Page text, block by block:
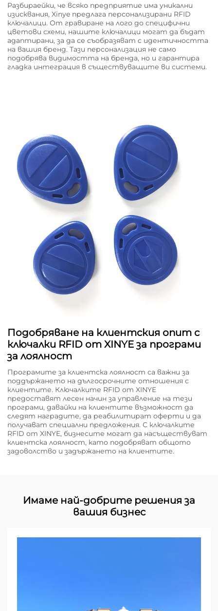
Разбираейки, че всяко предприятие има уникални
изисквания, Xinye предлага персонализирани RFID
ключалици. От гравиране на лого до специфични
цветови схеми, нашите ключалици могат да бъдат
адаптирани, за да се съобразяват с идентичността
на вашия бренд. Тази персонализация не само
подобрява видимостта на бренда, но и гарантира
гладка интеграция в съществуващите ви системи.
Подобряване на клиентския опит с
ключалки RFID от XINYE за програми
за лоялност
Програмите за клиентска лоялност са важни за
поддържането на дългосрочните отношения с
клиентите. Ключалките RFID от XINYE
предоставят лесен начин за управление на тези
програми, давайки на клиентите възможност да
следят наградите, да реабилитират оферти и да
получават специални предложения. С ключалките
RFID от XINYE, бизнесите могат да насъществуват
клиентска лоялност, като подобряват общото
задоволство и задържането на клиентите.
Имаме най-добрите решения за
вашия бизнес